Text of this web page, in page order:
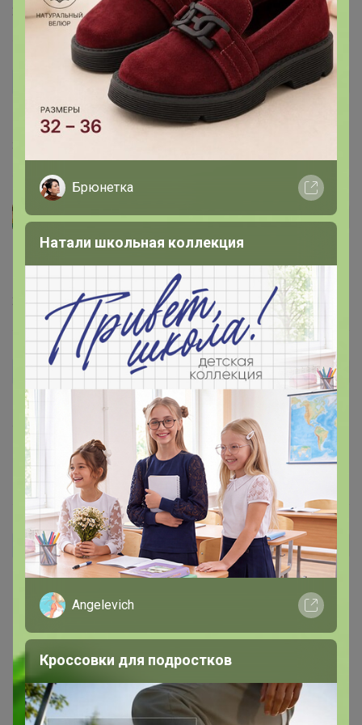
25 декабря, 2024 22:51
AnchenAO Автор уже получил заказ!
Очень вкусный кофе. Пьём с удовольствием.
Симсоны Автор уже получил заказ!
С молоком отлично! Без молока показалось
крепковато))
23 апреля, 2023 10:03
Galinkamalinka Автор уже получил заказ!
Кофе очень понравился. Горечи нет ни капли, при этом
такой насыщенный. Пьём с молоком, послевкусие
ореховое,приятное.
17 марта, 2023 16:06
Aksynya Автор уже получил заказ!
редкостью для меня. Мы готовим напиток в
кофемашине. Благодарю за качество! ❤️
12 декабря, 2020 20:15
Брюнетка
Натали школьная коллекция
Angelevich
Кроссовки для подростков